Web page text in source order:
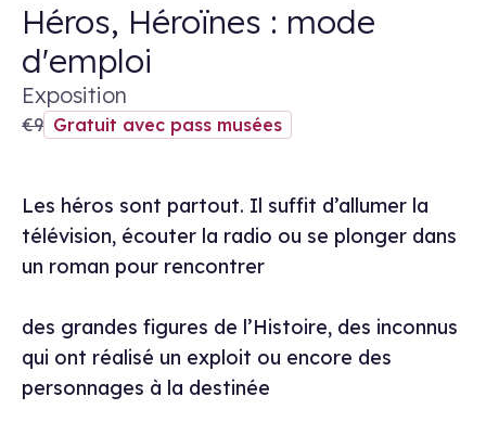
Héros, Héroïnes : mode
d'emploi
Exposition
€9 Gratuit avec pass musées
Les héros sont partout. Il suffit d’allumer la
télévision, écouter la radio ou se plonger dans
un roman pour rencontrer
des grandes figures de l’Histoire, des inconnus
qui ont réalisé un exploit ou encore des
personnages à la destinée